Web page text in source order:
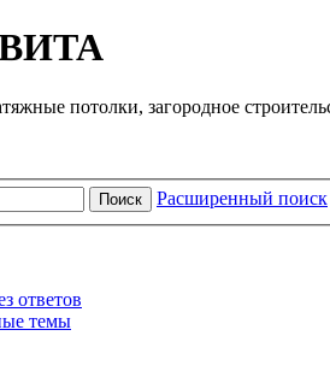
потолки, загородное
Поиск Расширенный поиск
ответов
темы